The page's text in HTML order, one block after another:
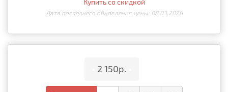
Дата последнего обновления цены: 08.03.2026
2 150р.